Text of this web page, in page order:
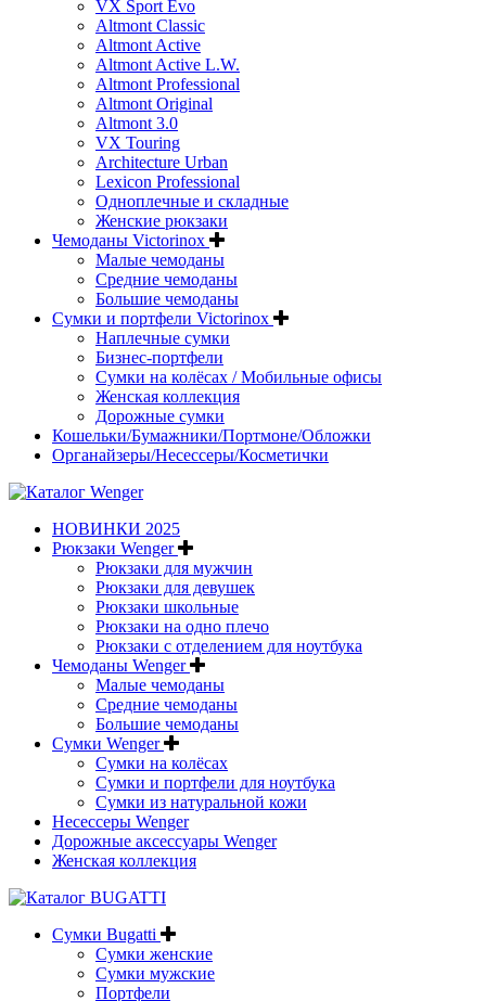
VX Sport Evo
Altmont Classic
Altmont Active
Altmont Active L.W.
Altmont Professional
Altmont Original
Altmont 3.0
VX Touring
Architecture Urban
Lexicon Professional
Одноплечные и складные
Женские рюкзаки
Чемоданы Victorinox
Малые чемоданы
Средние чемоданы
Большие чемоданы
Сумки и портфели Victorinox
Наплечные сумки
Бизнес-портфели
Сумки на колёсах / Мобильные офисы
Женская коллекция
Дорожные сумки
Кошельки/Бумажники/Портмоне/Обложки
Органайзеры/Несессеры/Косметички
НОВИНКИ 2025
Рюкзаки Wenger
Рюкзаки для мужчин
Рюкзаки для девушек
Рюкзаки школьные
Рюкзаки на одно плечо
Рюкзаки с отделением для ноутбука
Чемоданы Wenger
Малые чемоданы
Средние чемоданы
Большие чемоданы
Сумки Wenger
Сумки на колёсах
Сумки и портфели для ноутбука
Сумки из натуральной кожи
Несессеры Wenger
Дорожные аксессуары Wenger
Женская коллекция
Сумки Bugatti
Сумки женские
Сумки мужские
Портфели